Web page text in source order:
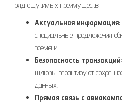
ряд ощутимых преимуществ:
Актуальная информация:
специальные предложения
времени.
Безопасность транзакций:
шлюзы гарантируют
данных.
Прямая связь с